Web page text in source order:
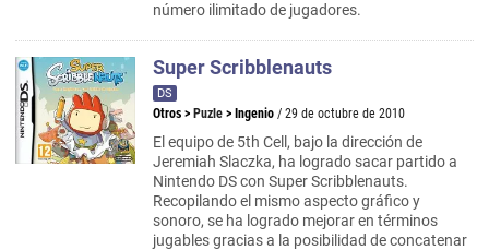
número ilimitado de jugadores.
Super Scribblenauts
DS
Otros > Puzle > Ingenio / 29 de octubre de 2010
El equipo de 5th Cell, bajo la dirección de
Jeremiah Slaczka, ha logrado sacar partido a
Nintendo DS con Super Scribblenauts.
Recopilando el mismo aspecto gráfico y
sonoro, se ha logrado mejorar en términos
jugables gracias a la posibilidad de concatenar